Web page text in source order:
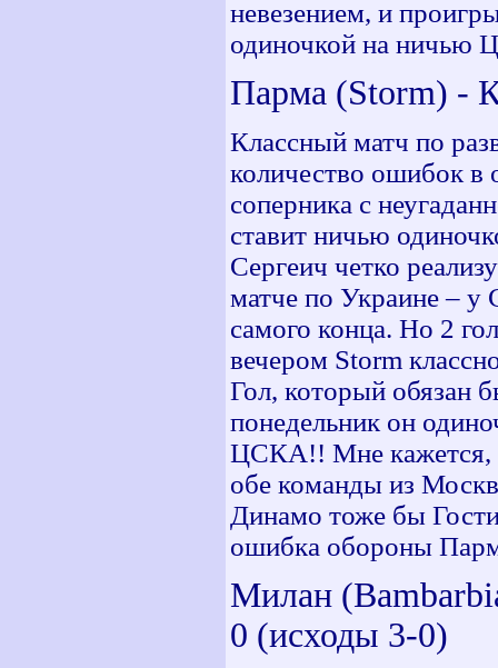
невезением, и
одиночкой на ничью
Парма (Storm) -
Классный матч по
количество ошибок
соперника с
ставит ничью
Сергеич четко
матче по Украине – у
самого конца. Но 2
вечером Storm
Гол, который обязан
понедельник он
ЦСКА!! Мне кажется,
обе команды из
Динамо тоже бы
ошибка обороны
Милан
0 (исходы 3-0)